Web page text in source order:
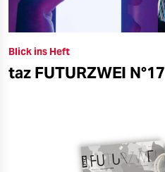
Blick ins Heft
taz FUTURZWEI N°17